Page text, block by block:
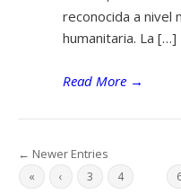
reconocida a nivel
humanitaria. La […]
Read More →
← Newer Entries
« ‹ 3 4